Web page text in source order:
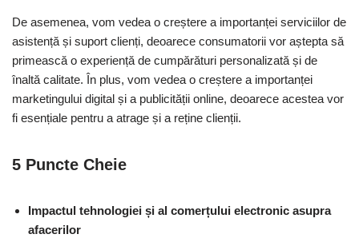
De asemenea, vom vedea o creștere a importanței serviciilor de
asistență și suport clienți, deoarece consumatorii vor aștepta să
primească o experiență de cumpărături personalizată și de
înaltă calitate. În plus, vom vedea o creștere a importanței
marketingului digital și a publicității online, deoarece acestea vor
fi esențiale pentru a atrage și a reține clienții.
5 Puncte Cheie
Impactul tehnologiei și al comerțului electronic asupra
afacerilor